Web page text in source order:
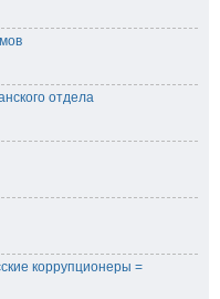
отдела
коррупционеры =